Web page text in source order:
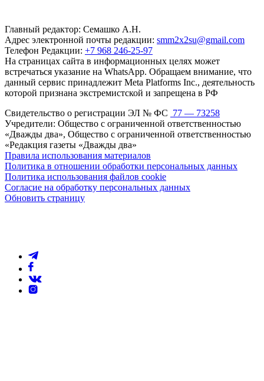
Главный редактор: Семашко А.Н.
Адрес электронной почты редакции: smm2x2su@gmail.com
Телефон Редакции: +7 968 246-25-97
На страницах сайта в информационных целях может
встречаться указание на WhatsApp. Обращаем внимание, что
данный сервис принадлежит Meta Platforms Inc., деятельность
которой признана экстремистской и запрещена в РФ
Свидетельство о регистрации ЭЛ № ФС 77 — 73258
Учредители: Общество с ограниченной ответственностью
«Дважды два», Общество с ограниченной ответственностью
«Редакция газеты «Дважды два»
Правила использования материалов
Политика в отношении обработки персональных данных
Политика использования файлов cookie
Согласие на обработку персональных данных
Обновить страницу